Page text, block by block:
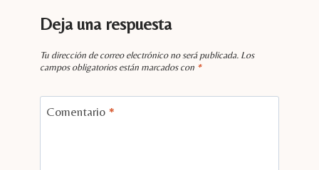
Deja una respuesta
Tu dirección de correo electrónico no será publicada. Los
campos obligatorios están marcados con *
Comentario *